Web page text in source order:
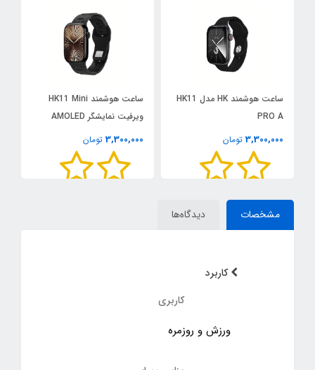
ساعت هوشمند HK مدل HK11
PRO A
3,300,000 تومان
ساعت هوشمند HK11 Mini
ویرفیت نمایشگر AMOLED
3,300,000 تومان
مشخصات دیدگاه‌ها
کاربرد
کاربری
ورزش و روزمره